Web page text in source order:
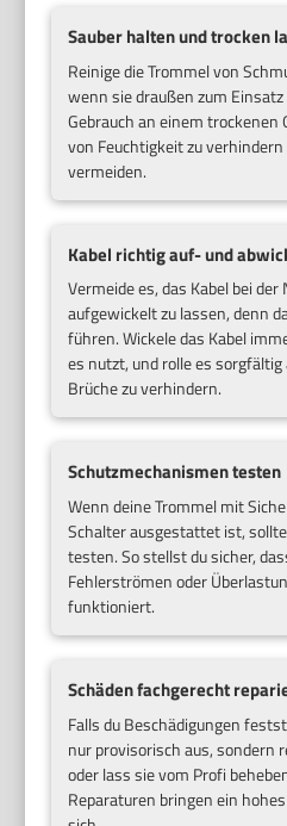
Sauber halten und trocken
Reinige die Trommel von
wenn sie draußen zum
Gebrauch an einem trockenen
von Feuchtigkeit zu
vermeiden.
Kabel richtig auf- und
Vermeide es, das Kabel bei
aufgewickelt zu lassen, denn
führen. Wickele das Kabel
es nutzt, und rolle es sorgfältig
Brüche zu verhindern.
Schutzmechanismen testen
Wenn deine Trommel mit
Schalter ausgestattet ist,
testen. So stellst du sicher,
Fehlerströmen oder
funktioniert.
Schäden fachgerecht
Falls du Beschädigungen
nur provisorisch aus, sondern
oder lass sie vom Profi
Reparaturen bringen ein